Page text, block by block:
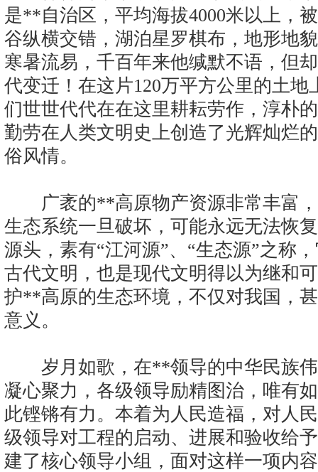
是**自治区，平均海拔4000米以上，
谷纵横交错，湖泊星罗棋布，地形地
寒暑流易，千百年来他缄默不语，但
代变迁！在这片120万平方公里的土地
们世世代代在在这里耕耘劳作，淳朴
勤劳在人类文明史上创造了光辉灿烂
俗风情。
广袤的**高原物产资源非常丰富，
生态系统一旦破坏，可能永远无法恢
源头，素有“江河源”、“生态源”之称
古代文明，也是现代文明得以为继和
护**高原的生态环境，不仅对我国，
意义。
岁月如歌，在**领导的中华民族伟
凝心聚力，各级领导励精图治，唯有
此铿锵有力。本着为人民造福，对人
级领导对工程的启动、进展和验收给
建了核心领导小组，面对这样一项内